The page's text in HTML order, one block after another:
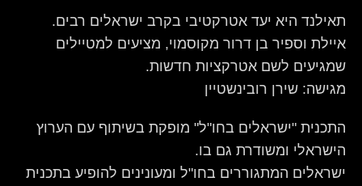
תאילנד היא יעד אטרקטיבי בקרב ישראלים רבים.
איילת וספיר בן דרור מקוסמוי, מציעים למטיילים
שמגיעים לשם אטרקציות חדשות.
מגישה: שירן רובינשטיין
התכנית "ישראלים בחו"ל" מופקת בשיתוף עם הערוץ
הישראלי ומשודרת גם בו.
ישראלים המתגוררים בחו"ל ומעונינים להופיע בתכנית